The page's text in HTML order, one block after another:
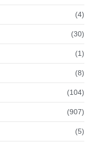
(4)
(30)
(1)
(8)
(104)
(907)
(5)